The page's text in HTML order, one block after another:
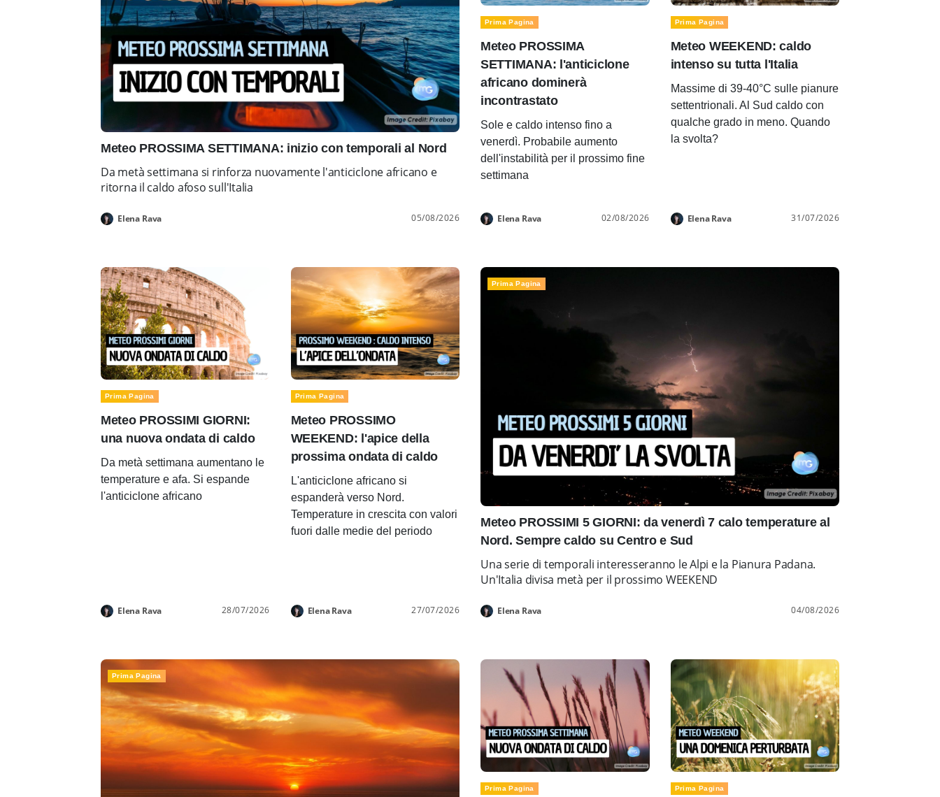
Meteo PROSSIMA SETTIMANA: inizio con temporali al Nord
Da metà settimana si rinforza nuovamente l'anticiclone africano e
ritorna il caldo afoso sull'Italia
Elena Rava 05/08/2026
Prima Pagina
Meteo PROSSIMA
SETTIMANA: l'anticiclone
africano dominerà
incontrastato
Sole e caldo intenso fino a
venerdì. Probabile aumento
dell'instabilità per il prossimo fine
settimana
Elena Rava 02/08/2026
Prima Pagina
Meteo WEEKEND: caldo
intenso su tutta l'Italia
Massime di 39-40°C sulle pianure
settentrionali. Al Sud caldo con
qualche grado in meno. Quando
la svolta?
Elena Rava 31/07/2026
Prima Pagina
Meteo PROSSIMI GIORNI:
una nuova ondata di caldo
Da metà settimana aumentano le
temperature e afa. Si espande
l'anticiclone africano
Elena Rava 28/07/2026
Prima Pagina
Meteo PROSSIMO
WEEKEND: l'apice della
prossima ondata di caldo
L'anticiclone africano si
espanderà verso Nord.
Temperature in crescita con valori
fuori dalle medie del periodo
Elena Rava 27/07/2026
Prima Pagina
Meteo PROSSIMI 5 GIORNI: da venerdì 7 calo temperature al
Nord. Sempre caldo su Centro e Sud
Una serie di temporali interesseranno le Alpi e la Pianura Padana.
Un'Italia divisa metà per il prossimo WEEKEND
Elena Rava 04/08/2026
Prima Pagina
Prima Pagina Prima Pagina